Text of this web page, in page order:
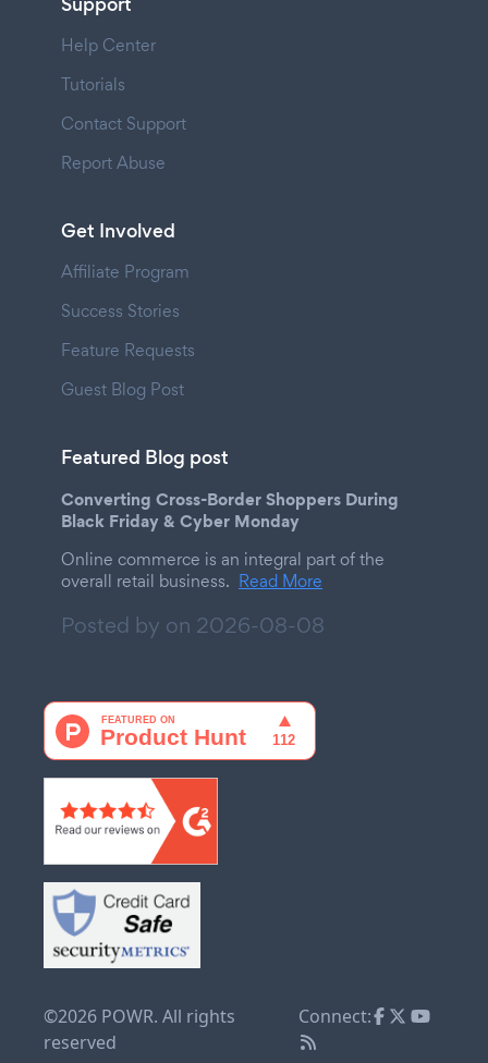
Help Center
Tutorials
Contact Support
Report Abuse
Get Involved
Affiliate Program
Success Stories
Feature Requests
Guest Blog Post
Featured Blog post
Converting Cross-Border Shoppers During
Black Friday & Cyber Monday
Online commerce is an integral part of the
overall retail business. Read More
Posted by on 2026-08-08
©2026 POWR. All rights
reserved
Connect: